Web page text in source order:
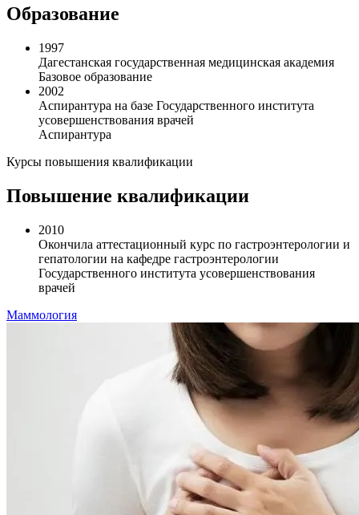
Образование
1997
Дагестанская государственная медицинская академия
Базовое образование
2002
Аспирантура на базе Государственного института
усовершенствования врачей
Аспирантура
Курсы повышения квалификации
Повышение квалификации
2010
Окончила аттестационный курс по гастроэнтерологии и
гепатологии на кафедре гастроэнтерологии
Государственного института усовершенствования
врачей
Маммология